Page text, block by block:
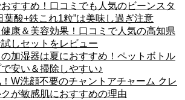
すすめ！口コミでも人気のビーンスタ
葉酸+鉄これ1粒”は美味し過ぎ注意
康＆美容効果！口コミで人気の高知県
しセットをレビュー
の加湿器は夏におすすめ！ペットボトル
安い＆掃除しやすい♪
W洗顔不要のチャントアチャーム クレ
が敏感肌におすすめの理由